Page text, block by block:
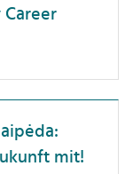
mit!